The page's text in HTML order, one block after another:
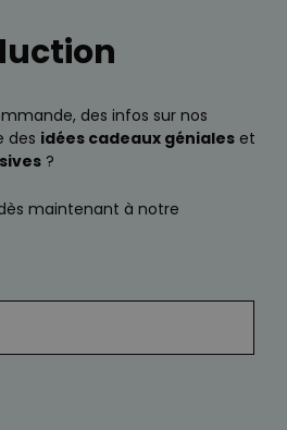
des infos sur nos
des idées cadeaux géniales et
?
maintenant à notre